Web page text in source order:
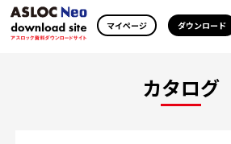
マイページ ダウンロード
カタログ